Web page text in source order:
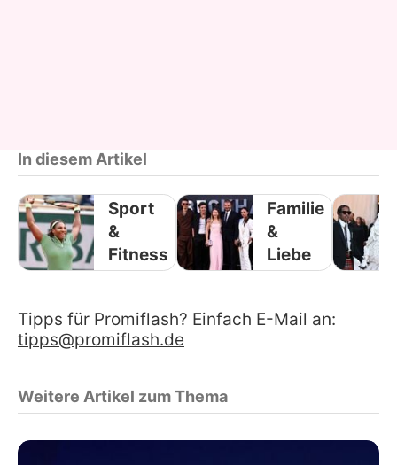
In diesem Artikel
Sport
&
Fitness
Familie
&
Liebe
Tipps für Promiflash? Einfach E-Mail an:
tipps@promiflash.de
Weitere Artikel zum Thema